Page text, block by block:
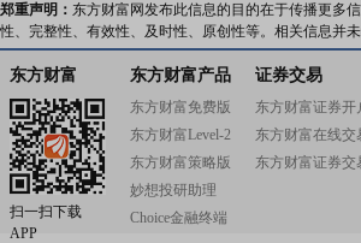
郑重声明： 东方财富网发布此信息的目的在于传播更多
性、完整性、有效性、及时性、原创性等。相关信息并
东方财富
扫一扫下载
APP
东方财富产品
东方财富免费版
东方财富Level-2
东方财富策略版
妙想投研助理
Choice金融终端
证券交易
东方财富证券开
东方财富在线交
东方财富证券交